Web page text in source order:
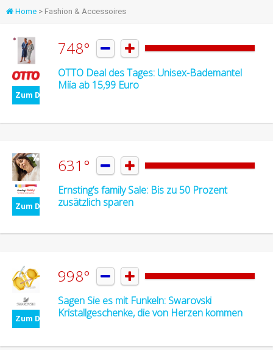
Home > Fashion & Accessoires
Zum Deal
748°  
OTTO Deal des Tages: Unisex-Bademantel
Miia ab 15,99 Euro
Zum Deal
631°  
Ernsting’s family Sale: Bis zu 50 Prozent
zusätzlich sparen
Zum Deal
998°  
Sagen Sie es mit Funkeln: Swarovski
Kristallgeschenke, die von Herzen kommen